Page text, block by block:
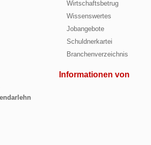
Wirtschaftsbetrug
Wissenswertes
Jobangebote
Schuldnerkartei
Branchenverzeichnis
Informationen von